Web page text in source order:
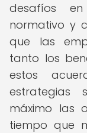
desafíos
normativo y
que las
tanto los
estos
estrategias
máximo las
tiempo que